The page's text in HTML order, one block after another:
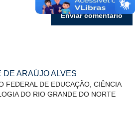
DE ARAÚJO ALVES
FEDERAL DE EDUCAÇÃO, CIÊNCIA
DO RIO GRANDE DO NORTE